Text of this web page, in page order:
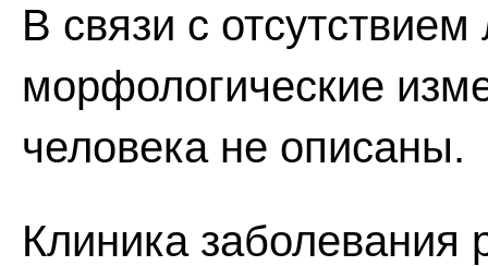
В связи с
морфологические
человека не описаны.
Клиника заболевания